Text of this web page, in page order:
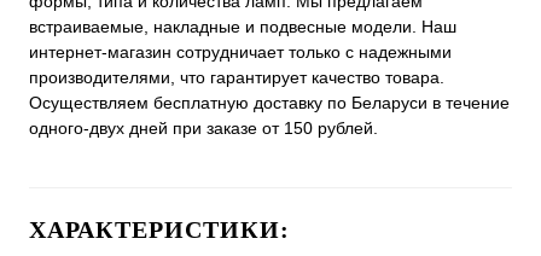
встраиваемые, накладные и подвесные модели. Наш
интернет-магазин сотрудничает только с надежными
производителями, что гарантирует качество товара.
Осуществляем бесплатную доставку по Беларуси в течение
одного-двух дней при заказе от 150 рублей.
ХАРАКТЕРИСТИКИ: